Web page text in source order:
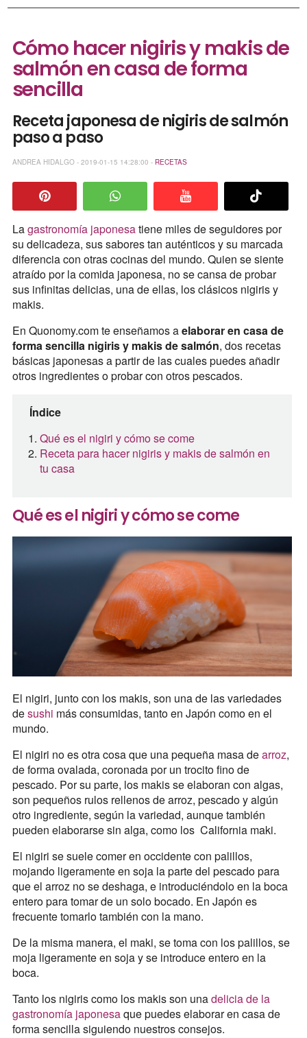
Cómo hacer nigiris y makis de
salmón en casa de forma
sencilla
Receta japonesa de nigiris de salmón
paso a paso
ANDREA HIDALGO - 2019-01-15 14:28:00 - RECETAS
Lagastronomía japonesatiene miles de seguidores por
su delicadeza, sus sabores tan auténticos y su marcada
diferencia con otras cocinas del mundo. Quien se siente
atraído por la comida japonesa, no se cansa de probar
sus infinitas delicias, una de ellas, los clásicos nigiris y
makis.
En Quonomy.com te enseñamos aelaborar en casa de
forma sencilla nigiris y makis de salmón, dos recetas
básicas japonesas a partir de las cuales puedes añadir
otros ingredientes o probar con otros pescados.
Índice
Qué es el nigiri y cómo se come
Receta para hacer nigiris y makis de salmón en
tu casa
Qué es el nigiri y cómo se come
El nigiri, junto con los makis, son una de las variedades
desushi más consumidas, tanto en Japón como en el
mundo.
El nigiri no es otra cosa que una pequeña masa dearroz,
de forma ovalada, coronada por un trocito fino de
pescado. Por su parte, los makis se elaboran con algas,
son pequeños rulos rellenos de arroz, pescado y algún
otro ingrediente, según la variedad, aunque también
pueden elaborarse sin alga, como los California maki.
El nigiri se suele comer en occidente con palillos,
mojando ligeramente en soja la parte del pescado para
que el arroz no se deshaga, e introduciéndolo en la boca
entero para tomar de un solo bocado. En Japón es
frecuente tomarlo también con la mano.
De la misma manera, el maki, se toma con los palillos, se
moja ligeramente en soja y se introduce entero en la
boca.
Tanto los nigiris como los makis son unadelicia de la
gastronomía japonesaque puedes elaborar en casa de
forma sencilla siguiendo nuestros consejos.